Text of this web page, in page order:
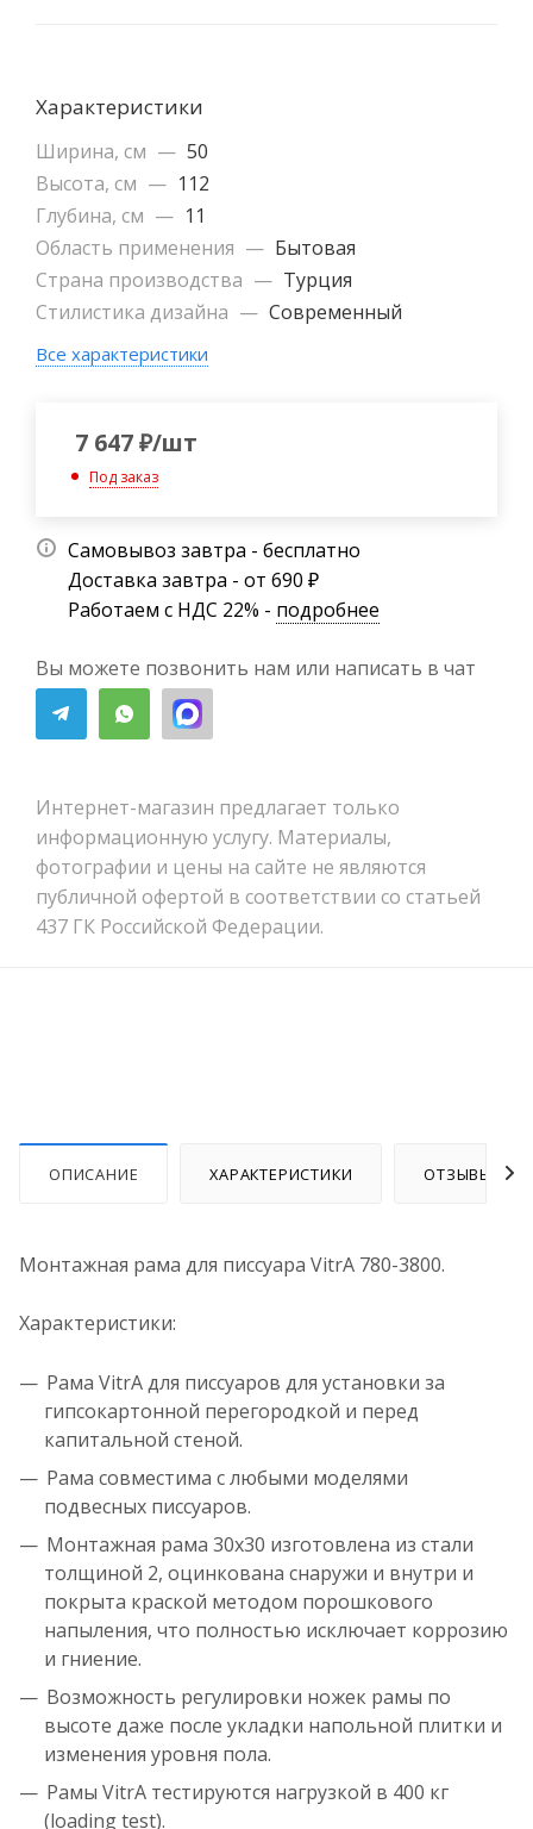
Характеристики
Ширина, см — 50
Высота, см — 112
Глубина, см — 11
Область применения — Бытовая
Страна производства — Турция
Стилистика дизайна — Современный
Все характеристики
7 647₽/шт
Под заказ
Самовывоз завтра - бесплатно
Доставка завтра - от 690 ₽
Работаем с НДС 22% - подробнее
Вы можете позвонить нам или написать в чат
Интернет-магазин предлагает только
информационную услугу. Материалы,
фотографии и цены на сайте не являются
публичной офертой в соответствии со статьей
437 ГК Российской Федерации.
ОПИСАНИЕ ХАРАКТЕРИСТИКИ ОТЗЫВЫ
Монтажная рама для писсуара VitrA 780-3800.
Характеристики:
Рама VitrA для писсуаров для установки за
гипсокартонной перегородкой и перед
капитальной стеной.
Рама совместима с любыми моделями
подвесных писсуаров.
Монтажная рама 30х30 изготовлена из стали
толщиной 2, оцинкована снаружи и внутри и
покрыта краской методом порошкового
напыления, что полностью исключает коррозию
и гниение.
Возможность регулировки ножек рамы по
высоте даже после укладки напольной плитки и
изменения уровня пола.
Рамы VitrA тестируются нагрузкой в 400 кг
(loading test).